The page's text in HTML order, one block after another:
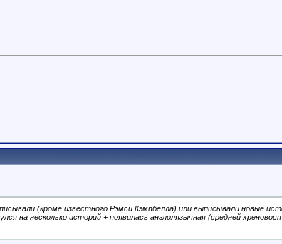
(кроме известного Рэмси Кэмпбелла) или выписывали новые
на несколько историй + появилась англолязычная (средней